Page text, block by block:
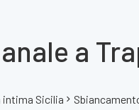
a
intima Sicilia